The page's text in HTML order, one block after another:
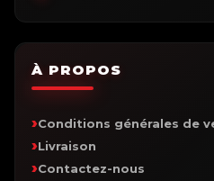
À PROPOS
Conditions générales de
Livraison
Contactez-nous